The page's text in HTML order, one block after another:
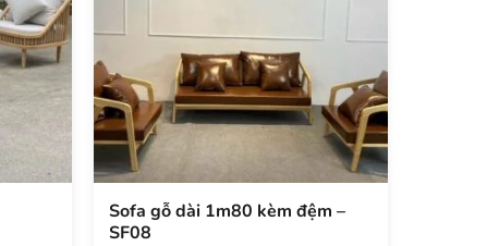
Sofa gỗ dài 1m80 kèm đệm –
SF08